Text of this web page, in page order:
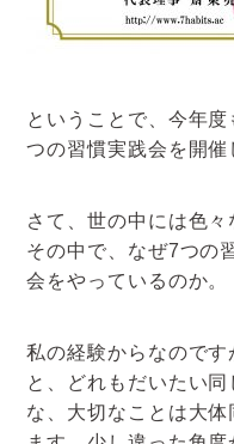
ということで、今年
つの習慣実践会を開催
さて、世の中には色々
その中で、なぜ7つの
会をやっているのか。
私の経験からなので
と、どれもだいたい
な、大切なことは大